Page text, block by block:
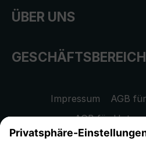
ÜBER UNS
Impressum
AGB
AGB für
Datenschutzhinweis